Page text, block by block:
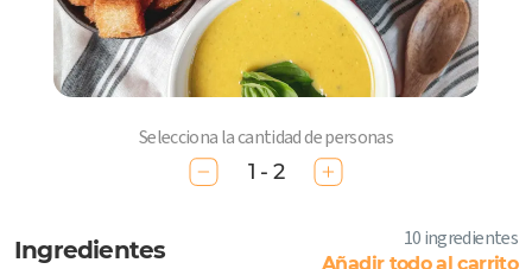
Selecciona la cantidad de personas
1 - 2
Ingredientes 10 ingredientes
Añadir todo al carrito